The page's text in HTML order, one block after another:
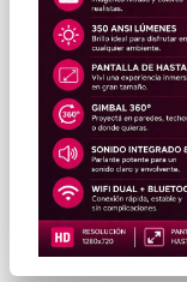
* Las imágenes se